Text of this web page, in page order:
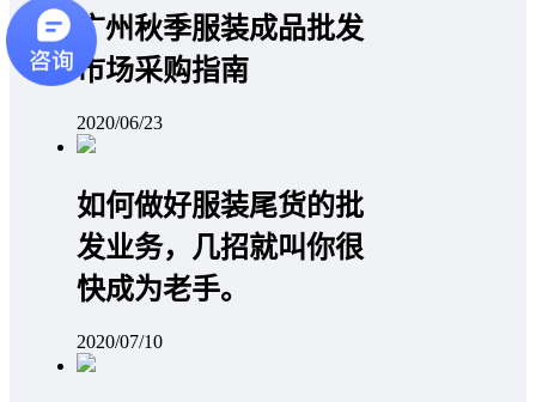
广州秋季服装成品批发
市场采购指南
2020/06/23
如何做好服装尾货的批
发业务，几招就叫你很
快成为老手。
2020/07/10